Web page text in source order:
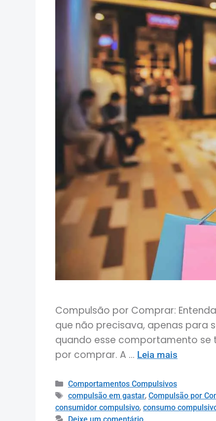
Compulsão por Comprar:
que não precisava, apenas para
quando esse comportamento se
por comprar. A … Leia mais
Comportamentos Compulsivos
compulsão em gastar, Compulsão por
consumidor compulsivo, consumo